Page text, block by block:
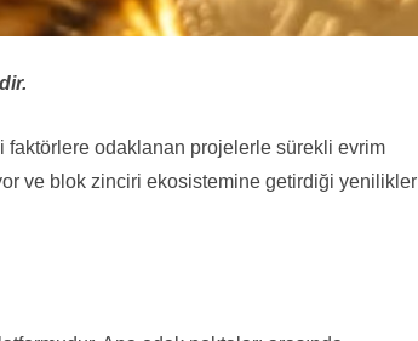
faktörlere odaklanan projelerle sürekli evrim
ve blok zinciri ekosistemine getirdiği